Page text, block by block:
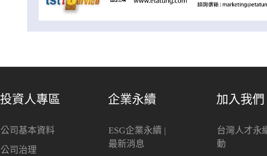
投資人專區
公司基本資料
公司治理
企業永續
ESG企業永續 |
最新消息
加入我們
台灣人才永
動